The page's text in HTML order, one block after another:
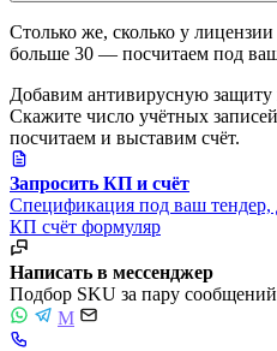
Столько же, сколько у
больше 30 — посчитаем под
Добавим антивирусную
Скажите число учётных
посчитаем и выставим счёт.
Запросить КП и счёт
Спецификация под ваш тендер,
КП счёт формуляр
Написать в мессенджер
Подбор SKU за пару
M